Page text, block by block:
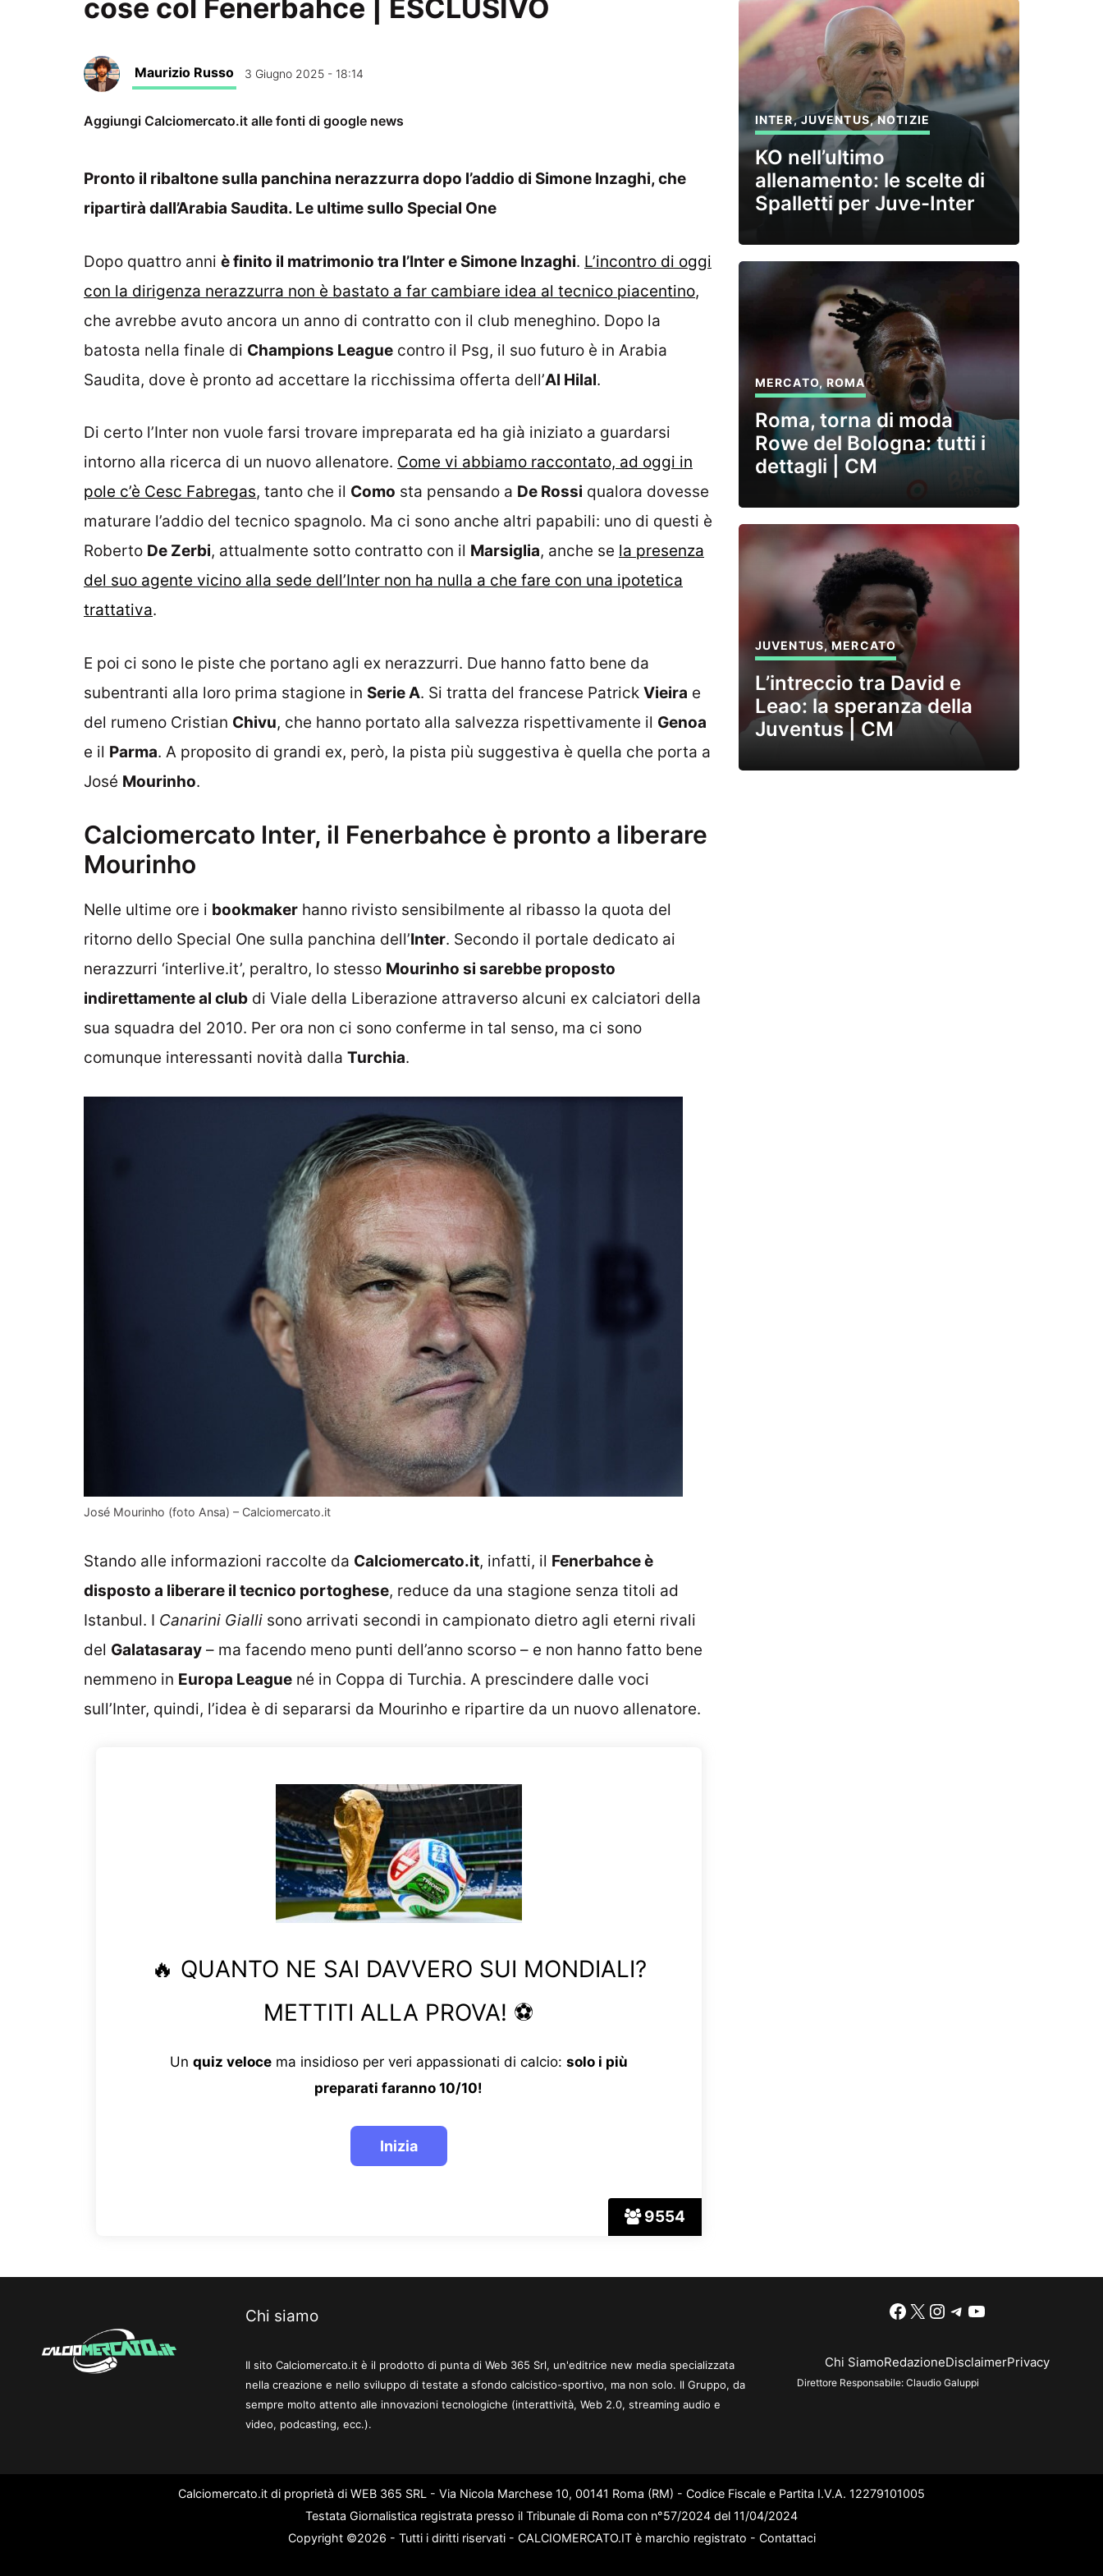
cose col Fenerbahce | ESCLUSIVO
Maurizio Russo 3 Giugno 2025 - 18:14
Aggiungi Calciomercato.it alle fonti di google news
Pronto il ribaltone sulla panchina nerazzurra dopo l’addio di Simone Inzaghi, che
ripartirà dall’Arabia Saudita. Le ultime sullo Special One
Dopo quattro anni è finito il matrimonio tra l’Inter e Simone Inzaghi. L’incontro di oggi
con la dirigenza nerazzurra non è bastato a far cambiare idea al tecnico piacentino,
che avrebbe avuto ancora un anno di contratto con il club meneghino. Dopo la
batosta nella finale di Champions League contro il Psg, il suo futuro è in Arabia
Saudita, dove è pronto ad accettare la ricchissima offerta dell’Al Hilal.
Di certo l’Inter non vuole farsi trovare impreparata ed ha già iniziato a guardarsi
intorno alla ricerca di un nuovo allenatore. Come vi abbiamo raccontato, ad oggi in
pole c’è Cesc Fabregas, tanto che il Como sta pensando a De Rossi qualora dovesse
maturare l’addio del tecnico spagnolo. Ma ci sono anche altri papabili: uno di questi è
Roberto De Zerbi, attualmente sotto contratto con il Marsiglia, anche se la presenza
del suo agente vicino alla sede dell’Inter non ha nulla a che fare con una ipotetica
trattativa.
E poi ci sono le piste che portano agli ex nerazzurri. Due hanno fatto bene da
subentranti alla loro prima stagione in Serie A. Si tratta del francese Patrick Vieira e
del rumeno Cristian Chivu, che hanno portato alla salvezza rispettivamente il Genoa
e il Parma. A proposito di grandi ex, però, la pista più suggestiva è quella che porta a
José Mourinho.
Calciomercato Inter, il Fenerbahce è pronto a liberare
Mourinho
Nelle ultime ore i bookmaker hanno rivisto sensibilmente al ribasso la quota del
ritorno dello Special One sulla panchina dell’Inter. Secondo il portale dedicato ai
nerazzurri ‘interlive.it’, peraltro, lo stesso Mourinho si sarebbe proposto
indirettamente al club di Viale della Liberazione attraverso alcuni ex calciatori della
sua squadra del 2010. Per ora non ci sono conferme in tal senso, ma ci sono
comunque interessanti novità dalla Turchia.
José Mourinho (foto Ansa) – Calciomercato.it
Stando alle informazioni raccolte da Calciomercato.it, infatti, il Fenerbahce è
disposto a liberare il tecnico portoghese, reduce da una stagione senza titoli ad
Istanbul. I Canarini Gialli sono arrivati secondi in campionato dietro agli eterni rivali
del Galatasaray – ma facendo meno punti dell’anno scorso – e non hanno fatto bene
nemmeno in Europa League né in Coppa di Turchia. A prescindere dalle voci
sull’Inter, quindi, l’idea è di separarsi da Mourinho e ripartire da un nuovo allenatore.
9554
🔥 QUANTO NE SAI DAVVERO SUI MONDIALI?
METTITI ALLA PROVA! ⚽
Un quiz velocema insidioso per veri appassionati di calcio: solo i più
preparati faranno 10/10!
INTER,JUVENTUS,NOTIZIE
KO nell’ultimo
allenamento: le scelte di
Spalletti per Juve-Inter
MERCATO, ROMA
Roma, torna di moda
Rowe del Bologna: tutti i
dettagli | CM
JUVENTUS,MERCATO
L’intreccio tra David e
Leao: la speranza della
Juventus | CM
Chi siamo
Il sito Calciomercato.it è il prodotto di punta di Web 365 Srl, un'editrice new media specializzata
nella creazione e nello sviluppo di testate a sfondo calcistico-sportivo, ma non solo. Il Gruppo, da
sempre molto attento alle innovazioni tecnologiche (interattività, Web 2.0, streaming audio e
video, podcasting, ecc.).
Facebook
X Instagram
Telegram
YouTube
Chi SiamoRedazioneDisclaimerPrivacy
Direttore Responsabile: Claudio Galuppi
Calciomercato.it di proprietà di WEB 365 SRL - Via Nicola Marchese 10, 00141 Roma (RM) - Codice Fiscale e Partita I.V.A. 12279101005
Testata Giornalistica registrata presso il Tribunale di Roma con n°57/2024 del 11/04/2024
Copyright ©2026 - Tutti i diritti riservati - CALCIOMERCATO.IT è marchio registrato - Contattaci